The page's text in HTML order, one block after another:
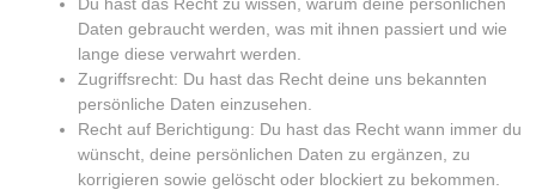
Daten gebraucht werden, was mit ihnen passiert und wie
lange diese verwahrt werden.
Zugriffsrecht: Du hast das Recht deine uns bekannten
persönliche Daten einzusehen.
Recht auf Berichtigung: Du hast das Recht wann immer du
wünscht, deine persönlichen Daten zu ergänzen, zu
korrigieren sowie gelöscht oder blockiert zu bekommen.